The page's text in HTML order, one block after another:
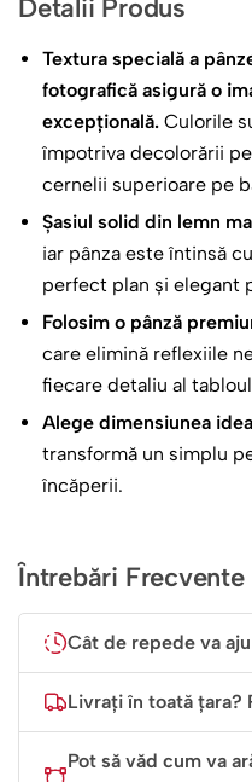
Detalii Produs
Textura specială a
fotografică asigură o
excepțională. Culorile
împotriva decolorării
cernelii superioare pe
Șasiul solid din lemn
iar pânza este întinsă
perfect plan și elegant
Folosim o pânză
care elimină reflexiile
fiecare detaliu al
Alege dimensiunea
transformă un simplu
încăperii.
Întrebări Frecvente
Cât de repede va
Livrați în toată țara?
Pot să văd cum va